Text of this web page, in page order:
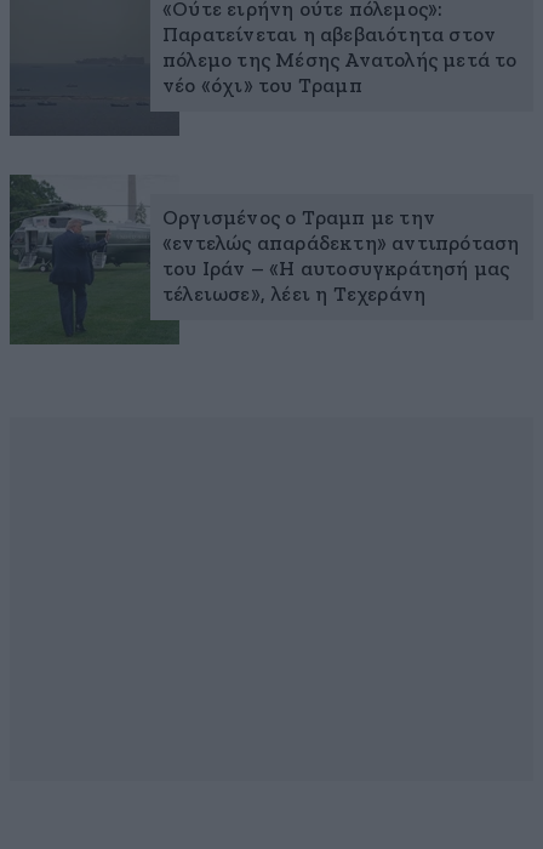
«Ούτε ειρήνη ούτε πόλεμος»:
Παρατείνεται η αβεβαιότητα στον
πόλεμο της Μέσης Ανατολής μετά το
νέο «όχι» του Τραμπ
Οργισμένος ο Τραμπ με την
«εντελώς απαράδεκτη» αντιπρόταση
του Ιράν – «Η αυτοσυγκράτησή μας
τέλειωσε», λέει η Τεχεράνη